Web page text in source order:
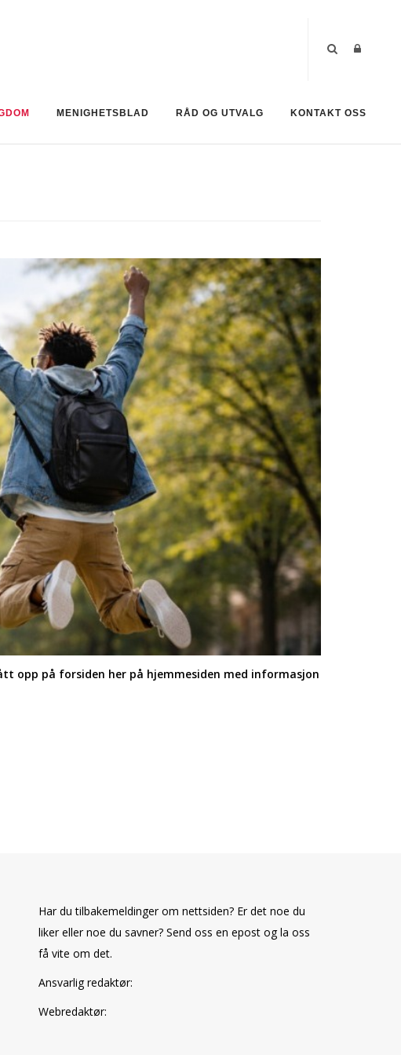
MENIGHETSBLAD RÅD OG UTVALG KONTAKT OSS
opp på forsiden her på hjemmesiden med informasjon
Har du tilbakemeldinger om nettsiden? Er det noe du
liker eller noe du savner? Send oss en epost og la oss
få vite om det.
Ansvarlig redaktør:
Webredaktør: